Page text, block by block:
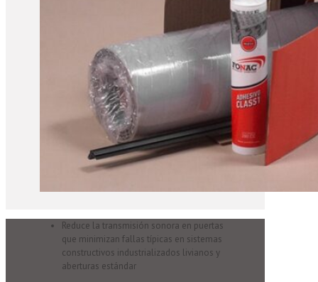
Reduce la transmisión sonora en puertas
que minimizan fallas típicas en sistemas
constructivos industrializados livianos y
aberturas estándar